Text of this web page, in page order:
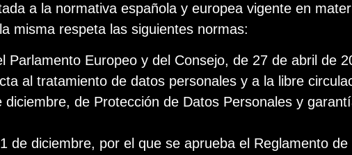
a la normativa española y europea vigente en
misma respeta las siguientes normas:
Parlamento Europeo y del Consejo, de 27 de abril de
al tratamiento de datos personales y a la libre
de Protección de Datos Personales y
de diciembre, por el que se aprueba el Reglamento